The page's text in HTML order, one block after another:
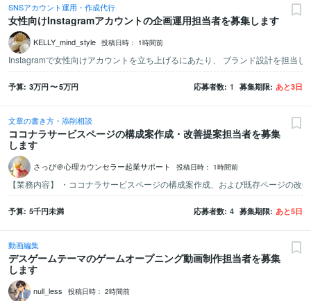
SNSアカウント運用・作成代行
女性向けInstagramアカウントの企画運用担当者を募集します
KELLY_mind_style 投稿日時： 1時間前
予算 3万円〜5万円 応募者数 1 募集期限 あと3日
文章の書き方・添削相談
ココナラサービスページの構成案作成・改善提案担当者を募集
します
さっぴ＠心理カウンセラー起業サポート 投稿日時： 1時間前
予算 5千円未満 応募者数 4 募集期限 あと5日
動画編集
デスゲームテーマのゲームオープニング動画制作担当者を募集
します
null_less 投稿日時： 2時間前